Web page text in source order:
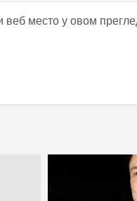
веб место у овом